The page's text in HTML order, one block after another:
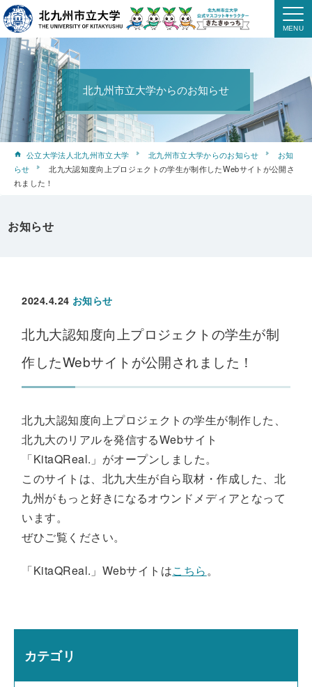
北九州市立大学からのお知らせ
公立大学法人北九州市立大学 北九州市立大学からのお知らせ
お知
らせ
北九大認知度向上プロジェクトの学生が制作したWebサイトが公開さ
れました！
お知らせ
2024.4.24 お知らせ
北九大認知度向上プロジェクトの学生が制
作したWebサイトが公開されました！
北九大認知度向上プロジェクトの学生が制作した、
北九大のリアルを発信するWebサイト
「KitaQReal.」がオープンしました。
このサイトは、北九大生が自ら取材・作成した、北
九州がもっと好きになるオウンドメディアとなって
います。
ぜひご覧ください。
「KitaQReal.」Webサイトはこちら。
カテゴリ